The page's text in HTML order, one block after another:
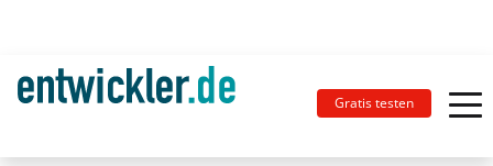
Gratis testen